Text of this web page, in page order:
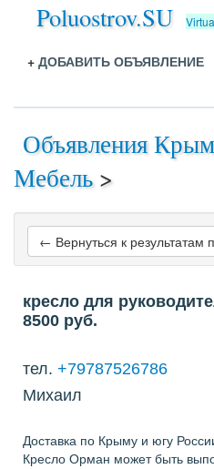
Poluostrov.SU
+ ДОБАВИТЬ ОБЪЯВЛЕНИЕ
Объявления
Мебель>
← Вернуться к результатам
кресло для
8500 руб.
тел. +79787526786
Михаил
Доставка по Крыму и югу
Кресло Орман может быть